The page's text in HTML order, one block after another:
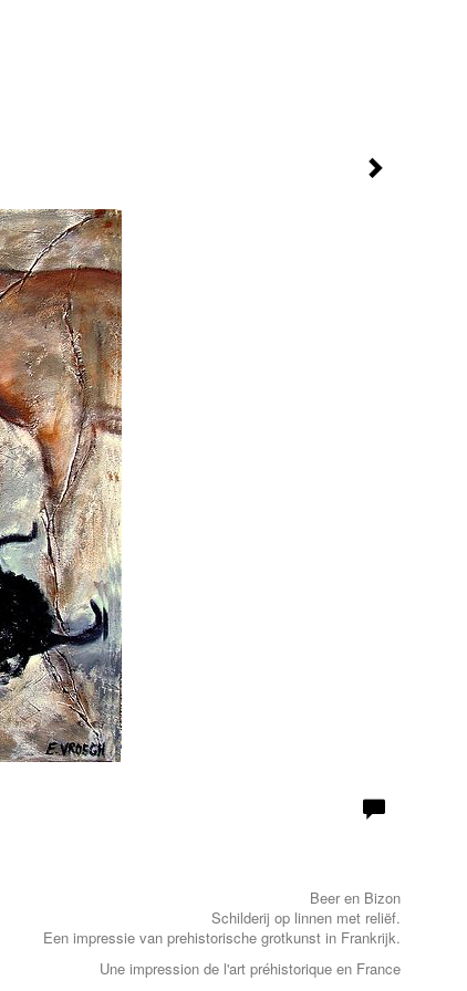
Beer en Bizon
Schilderij op linnen met reliëf.
Een impressie van prehistorische grotkunst in Frankrijk.
Une impression de l'art préhistorique en France